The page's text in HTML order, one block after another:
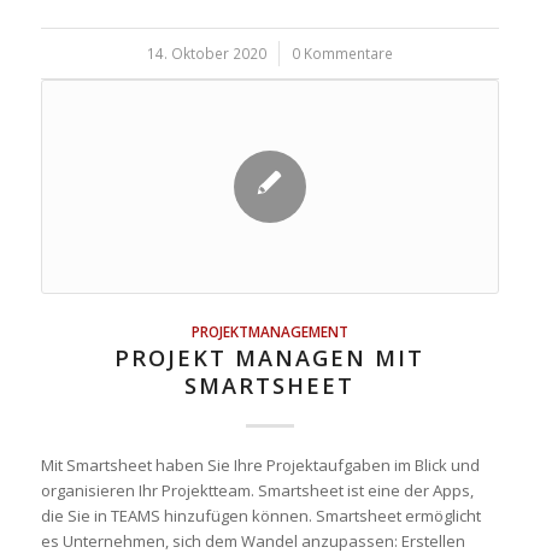
14. Oktober 2020
/ 0 Kommentare
PROJEKTMANAGEMENT
PROJEKT MANAGEN MIT
SMARTSHEET
Mit Smartsheet haben Sie Ihre Projektaufgaben im Blick und
organisieren Ihr Projektteam. Smartsheet ist eine der Apps,
die Sie in TEAMS hinzufügen können. Smartsheet ermöglicht
es Unternehmen, sich dem Wandel anzupassen: Erstellen